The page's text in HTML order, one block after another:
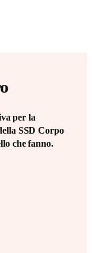
per la
SSD Corpo
che fanno.